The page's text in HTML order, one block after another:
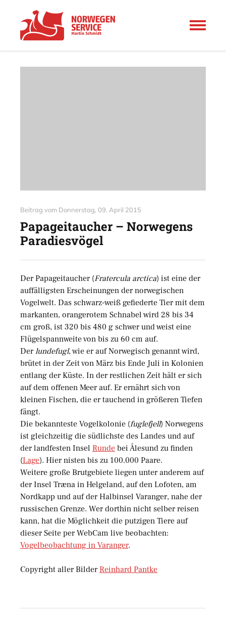
Beitrag vom Donnerstag, 09. April 2015
Papageitaucher – Norwegens
Paradiesvögel
Der Papageitaucher (Fratercula arctica) ist eine der
auffälligsten Erscheinungen der norwegischen
Vogelwelt. Das schwarz-weiß gefiederte Tier mit dem
markanten, orangerotem Schnabel wird 28 bis 34
cm groß, ist 320 bis 480 g schwer und weist eine
Flügelspannweite von bis zu 60 cm auf.
Derlundefugl, wie er auf Norwegisch genannt wird,
brütet in der Zeit von März bis Ende Juli in Kolonien
entlang der Küste. In der restlichen Zeit hält er sich
auf dem offenen Meer auf. Er ernährt sich von
kleinen Fischen, die er tauchend in größeren Tiefen
fängt.
Die bekannteste Vogelkolonie (fuglefjell) Norwegens
ist gleichzeitig die südlichste des Landes und auf
der landfesten Insel Runde bei Ålesund zu finden
(Lage). Hier nisten bis zu 100.000 Paare.
Weitere große Brutgebiete liegen unter anderem auf
der Insel Træna in Helgeland, auf den Lofoten, am
Nordkapp und auf der Halbinsel Varanger, nahe der
russischen Grenze. Wer dorthin nicht selber reisen
kann, hat die Möglichkeit die putzigen Tiere auf
dieser Seite per WebCam live beobachten:
Vogelbeobachtung in Varanger.
Copyright aller Bilder Reinhard Pantke